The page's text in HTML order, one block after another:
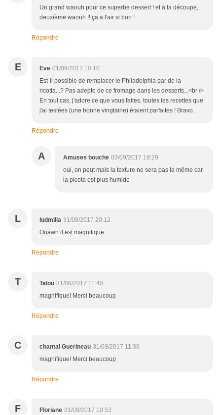
Un grand waouh pour ce superbe dessert ! et à la découpe,
deuxième waouh !! ça a l'air si bon !
Répondre
E Eve 01/09/2017 10:10
Est-il possible de remplacer le Philadelphia par de la
ricotta...? Pas adepte de ce fromage dans les desserts...<br />
En tout cas, j'adore ce que vous faites, toutes les recettes que
j'ai testées (une bonne vingtaine) étaient parfaites ! Bravo.
Répondre
A Amuses bouche 03/09/2017 19:29
oui, on peut mais la texture ne sera pas la même car
la picota est plus humide
L ludmilla 31/08/2017 20:12
Ouawh il est magnifique
Répondre
T Talou 31/08/2017 11:40
magnifique! Merci beaucoup
Répondre
C chantal Guerineau 31/08/2017 11:39
magnifique! Merci beaucoup
Répondre
F Floriane 31/08/2017 10:53